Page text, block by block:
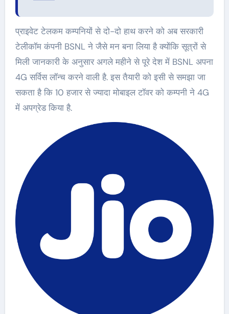
प्राइवेट टेलकम कम्पनियों से दो-दो हाथ करने को अब सरकारी
टेलीकॉम कंपनी BSNL ने जैसे मन बना लिया है क्योंकि सूत्रों से
मिली जानकारी के अनुसार अगले महीने से पूरे देश में BSNL अपना
4G सर्विस लॉन्च करने वाली है. इस तैयारी को इसी से समझा जा
सकता है कि 10 हजार से ज्यादा मोबाइल टॉवर को कम्पनी ने 4G
में अपग्रेड किया है.